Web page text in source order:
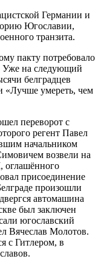
Германии и
Югославии,
транзита.
пакту потребовало
Уже на следующий
белградцев
«Лучше умереть, чем
переворот с
регент Павел
начальником
возвели на
оглашённого
присоединение
произошли
автомашина
был заключен
югославский
Вячеслав Молотов.
с Гитлером, в